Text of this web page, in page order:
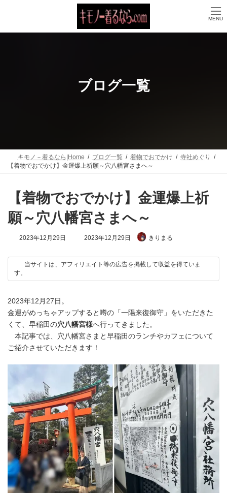
ン
ー
ブログ一覧
キモノ－着るなら|Home ブログ一覧 着物でおでかけ
寺社めぐり
【着物でおでかけ】金運爆上祈願～穴八幡宮さまへ～
【着物でおでかけ】金運爆上祈
願～穴八幡宮さまへ～
2023年12月29日
最
2023年12月29日 きりまる
当サイトは、アフィリエイト等の広告を掲載して収益を得ていま
す。
2023年12月27日。
金運がめっちゃアップすると噂の「一陽来復御守」をいただきた
くて、早稲田の穴八幡宮様へ行ってきました。
本記事では、穴八幡宮さまと早稲田のランチやカフェについて
ご紹介させていただきます！
MENU